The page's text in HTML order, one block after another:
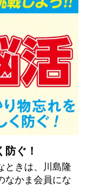
防ぐ！
ときは、川島隆
かま会員にな